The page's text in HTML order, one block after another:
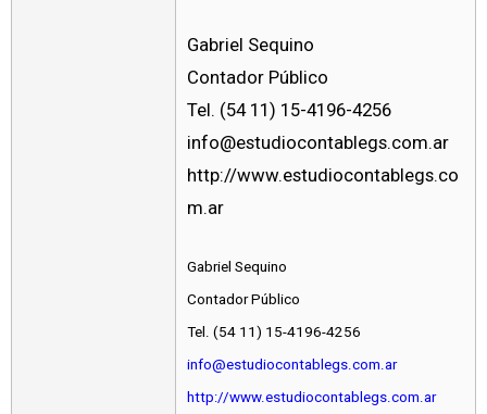
Gabriel Sequino
Contador Público
Tel. (54 11) 15-4196-4256
info@estudiocontablegs.com.ar
http://www.estudiocontablegs.co
m.ar
Gabriel Sequino
Contador Público
Tel. (54 11) 15-4196-4256
info@estudiocontablegs.com.ar
http://www.estudiocontablegs.com.ar